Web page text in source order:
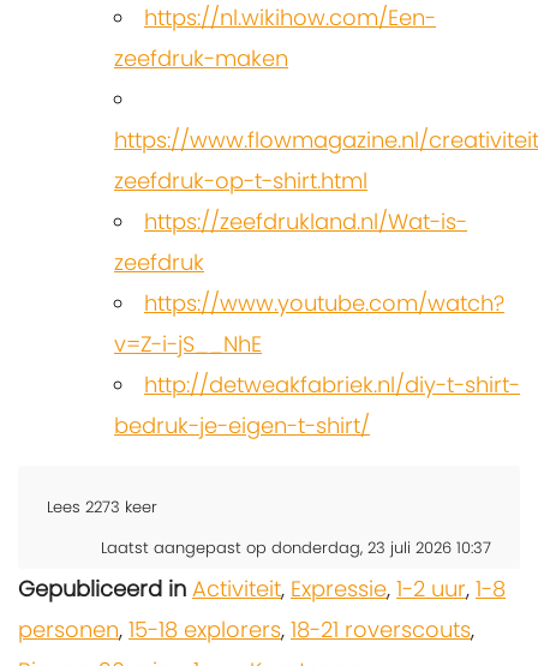
https://nl.wikihow.com/Een-
zeefdruk-maken
https://www.flowmagazine.nl/
zeefdruk-op-t-shirt.html
https://zeefdrukland.nl/Wat-is-
zeefdruk
https://www.youtube.com/watch?
v=Z-i-jS__NhE
http://detweakfabriek.nl/diy-t-shirt-
bedruk-je-eigen-t-shirt/
Lees 2273 keer
Laatst aangepast op donderdag, 23 juli 2026 10:37
Gepubliceerd in Activiteit, Expressie, 1-2 uur, 1-8
personen, 15-18 explorers, 18-21 roverscouts,